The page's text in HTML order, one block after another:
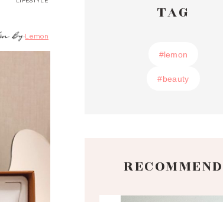
TAIWAN
Lemon
TAG
#lemon
#lemon
#beauty
#beauty
RECOMMEND